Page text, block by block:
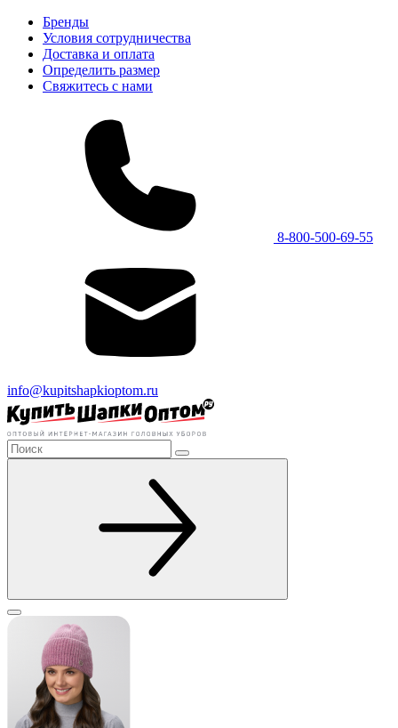
Бренды
Условия сотрудничества
Доставка и оплата
Определить размер
Свяжитесь с нами
8-800-500-69-55
info@kupitshapkioptom.ru